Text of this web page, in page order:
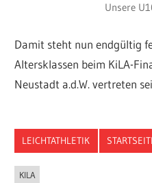
Unsere
Damit steht nun endgültig
Altersklassen beim KiLA-
Neustadt a.d.W. vertreten
LEICHTATHLETIK
KILA